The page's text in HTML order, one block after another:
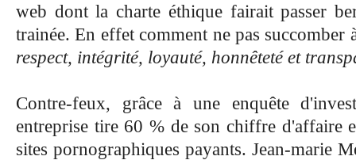
web dont la charte éthique fairait passer
trainée. En effet comment ne pas succomber
respect, intégrité, loyauté, honnêteté et
Contre-feux, grâce à une enquête
entreprise tire 60 % de son chiffre d'affaire
sites pornographiques payants. Jean-marie